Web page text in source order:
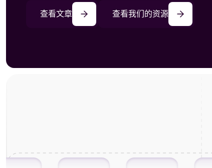
查看文章 查看我们的资源